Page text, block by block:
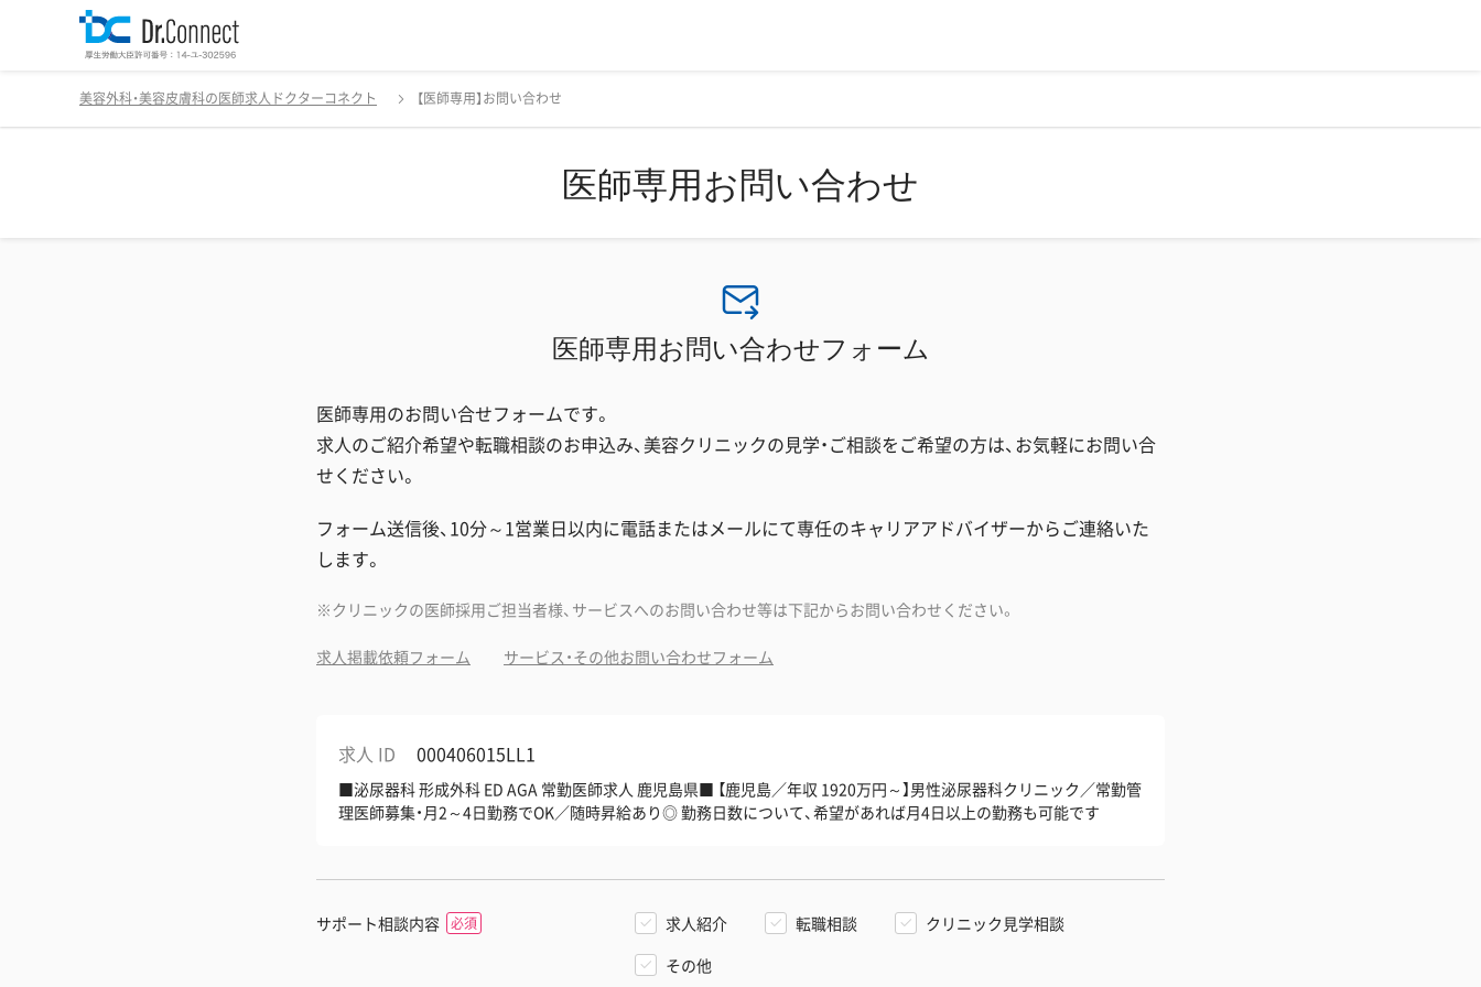
美容外科・美容皮膚科の医師求人ドクターコネクト 【医師専用】お問い合わせ
医師専用お問い合わせ
医師専用お問い合わせフォーム
医師専用のお問い合せフォームです。
求人のご紹介希望や転職相談のお申込み、美容クリニックの見学・ご相談をご希望の方は、お気軽にお問い合
せください。
フォーム送信後、10分～1営業日以内に電話またはメールにて専任のキャリアアドバイザーからご連絡いた
します。
クリニックの医師採用ご担当者様、サービスへのお問い合わせ等は下記からお問い合わせください。
求人掲載依頼フォーム サービス・その他お問い合わせフォーム
求人 ID 000406015LL1
■泌尿器科 形成外科 ED AGA 常勤医師求人 鹿児島県■ 【鹿児島／年収 1920万円～】男性泌尿器科クリニック／常勤管
理医師募集・月2～4日勤務でOK／随時昇給あり◎ 勤務日数について、希望があれば月4日以上の勤務も可能です
サポート相談内容 求人紹介 転職相談
クリニック見学相談
その他